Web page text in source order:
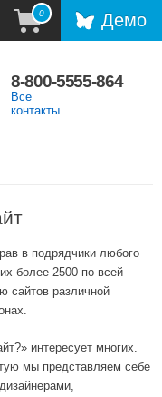
0 Демо
8-800-5555-864
Все
контакты
в подрядчики любого
более 2500 по всей
сайтов различной
интересует многих.
мы представляем себе